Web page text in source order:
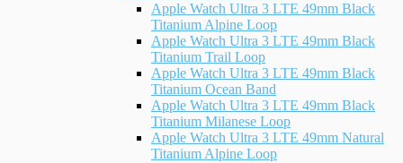
Apple Watch Ultra 3 LTE 49mm Black
Titanium Alpine Loop
Apple Watch Ultra 3 LTE 49mm Black
Titanium Trail Loop
Apple Watch Ultra 3 LTE 49mm Black
Titanium Ocean Band
Apple Watch Ultra 3 LTE 49mm Black
Titanium Milanese Loop
Apple Watch Ultra 3 LTE 49mm Natural
Titanium Alpine Loop